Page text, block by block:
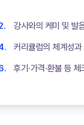
강사와의 케미 및 발
커리큘럼의 체계성과
후기·가격·환불 등 체